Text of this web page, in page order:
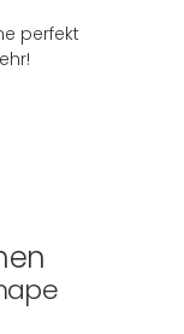
perfekt